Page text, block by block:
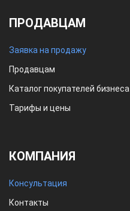
ПРОДАВЦАМ
Заявка на продажу
Продавцам
Каталог покупателей бизнеса
Тарифы и цены
КОМПАНИЯ
Консультация
Контакты